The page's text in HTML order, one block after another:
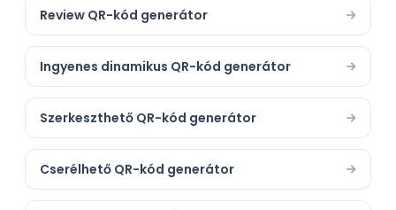
Review QR-kód generátor
Ingyenes dinamikus QR-kód generátor
Szerkeszthető QR-kód generátor
Cserélhető QR-kód generátor